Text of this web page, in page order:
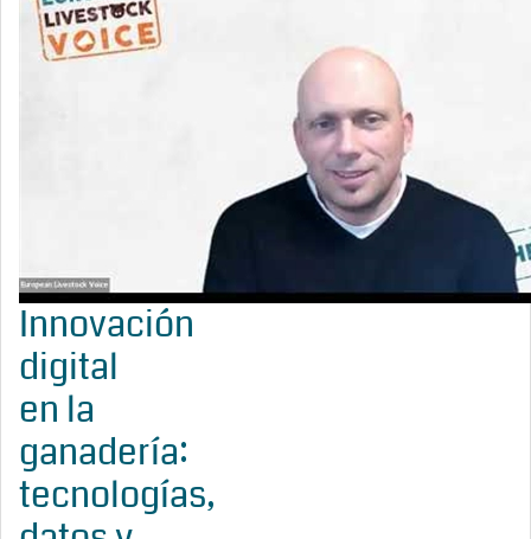
Innovación
digital
en la
ganadería:
tecnologías,